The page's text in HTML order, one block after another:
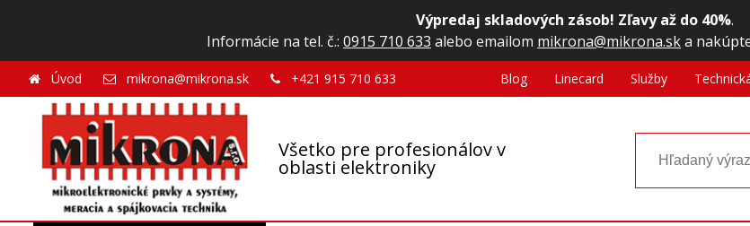
Výpredaj skladových zásob! Zľavy až do 40%.
Informácie na tel. č.: 0915 710 633 alebo emailom mikrona@mikrona.ska
Všetko pre profesionálov v
oblasti elektroniky
Úvod mikrona@mikrona.sk +421 915 710 633 Blog Linecard Služby